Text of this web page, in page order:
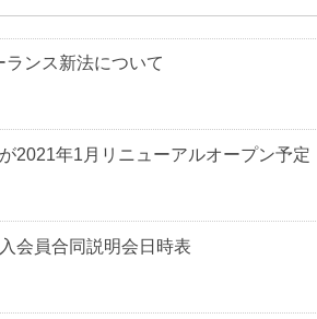
ランス新法について
2021年1月リニューアルオープン予定
会員合同説明会日時表